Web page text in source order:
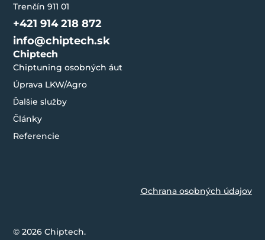
Chiptech
Chiptuning osobných áut
Úprava LKW/Agro
Ďalšie služby
Články
Referencie
Trenčín 911 01
+421 914 218 872
info@chiptech.sk
© 2026 Chiptech.
Ochrana osobných údajov